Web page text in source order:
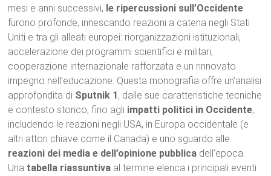
mesi e anni successivi, le ripercussioni sull’Occidente
furono profonde, innescando reazioni a catena negli Stati
Uniti e tra gli alleati europei: riorganizzazioni istituzionali,
accelerazione dei programmi scientifici e militari,
cooperazione internazionale rafforzata e un rinnovato
impegno nell’educazione. Questa monografia offre un’analisi
approfondita di Sputnik 1, dalle sue caratteristiche tecniche
e contesto storico, fino agli impatti politici in Occidente,
includendo le reazioni negli USA, in Europa occidentale (e
altri attori chiave come il Canada) e uno sguardo alle
reazioni dei media e dell’opinione pubblica dell’epoca.
Una tabella riassuntiva al termine elenca i principali eventi